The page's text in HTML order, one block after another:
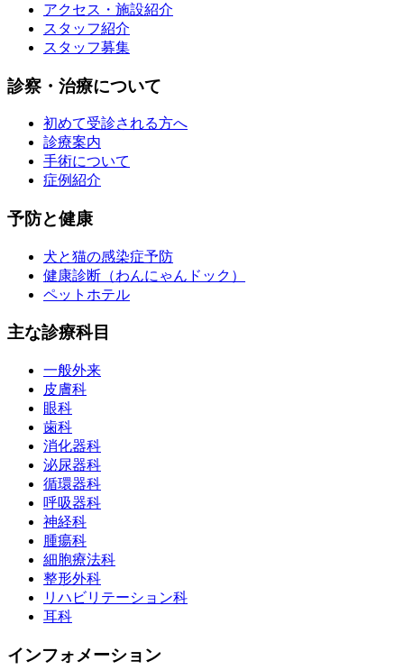
アクセス・施設紹介
スタッフ紹介
スタッフ募集
診察・治療について
初めて受診される方へ
診療案内
手術について
症例紹介
予防と健康
犬と猫の感染症予防
健康診断（わんにゃんドック）
ペットホテル
主な診療科目
一般外来
皮膚科
眼科
歯科
消化器科
泌尿器科
循環器科
呼吸器科
神経科
腫瘍科
細胞療法科
整形外科
リハビリテーション科
耳科
インフォメーション